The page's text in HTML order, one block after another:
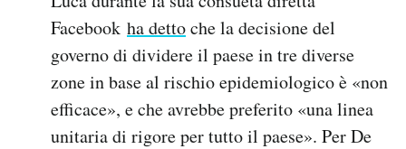
Facebook ha dettoche la decisione del
governo di dividere il paese in tre diverse
zone in base al rischio epidemiologico è «non
efficace», e che avrebbe preferito «una linea
unitaria di rigore per tutto il paese». Per De